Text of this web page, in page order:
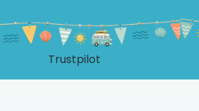
Trustpilot